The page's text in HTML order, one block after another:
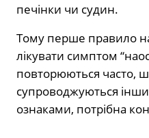
печінки чи судин.
Тому перше правило
лікувати симптом
повторюються часто,
супроводжуються
ознаками, потрібна